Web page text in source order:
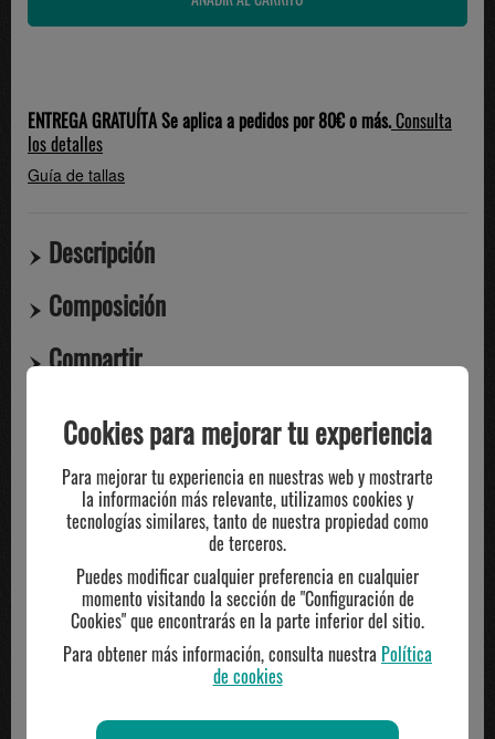
ENTREGA GRATUÍTA Se aplica a pedidos por 80€ o más.Consulta
los detalles
Guía de tallas
Descripción
Composición
Compartir
TE PUEDE INTERESAR
-20%
Cookies para mejorar tu experiencia
Para mejorar tu experiencia en nuestras web y mostrarte
la información más relevante, utilizamos cookies y
tecnologías similares, tanto de nuestra propiedad como
de terceros.
Puedes modificar cualquier preferencia en cualquier
momento visitando la sección de "Configuración de
Cookies" que encontrarás en la parte inferior del sitio.
Para obtener más información, consulta nuestra Política
de cookies